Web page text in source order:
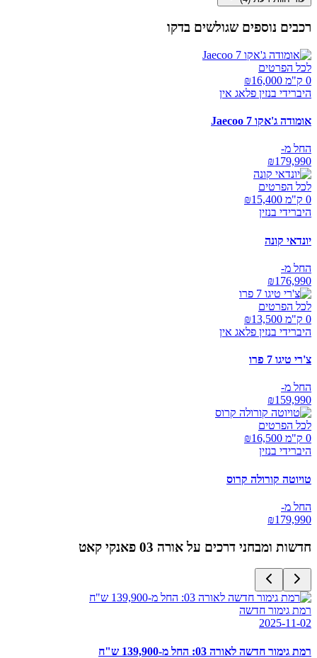
רכבים נוספים שגולשים בדקו
לכל הפרטים
0 ק"מ ₪
16,000
היברידי בנזין פלאג אין
אומודה ג'אקו Jaecoo 7
החל מ-
₪179,990
לכל הפרטים
0 ק"מ ₪
15,400
היברידי בנזין
יונדאי קונה
החל מ-
₪176,990
לכל הפרטים
0 ק"מ ₪
13,500
היברידי בנזין פלאג אין
צ'רי טיגו 7 פרו
החל מ-
₪159,990
לכל הפרטים
0 ק"מ ₪
16,500
היברידי בנזין
טויוטה קורולה קרוס
החל מ-
₪179,990
חדשות ומבחני דרכים עלאורה 03 פאנקי קאט
רמת גימור חדשה
2025-11-02
רמת גימור חדשה לאורה 03: החל מ-139,900 ש"ח